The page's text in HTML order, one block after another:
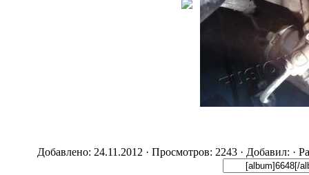
Добавлено: 24.11.2012 · Просмотров: 2243 · Добавил: ·